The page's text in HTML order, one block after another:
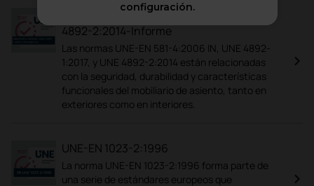
UNE-EN 581-4:2006 IN + 4892-1:2017 +
4892-2:2014-Informe
Las normas UNE-EN 581-4:2006 IN, UNE 4892-
1:2017, y UNE 4892-2:2014 están relacionadas
con la seguridad, durabilidad y características
funcionales del mobiliario de asiento, tanto en
exteriores como en interiores.
UNE-EN 1023-2:1996
La norma UNE-EN 1023-2:1996 forma parte de
una serie de estándares europeos que
configuración.